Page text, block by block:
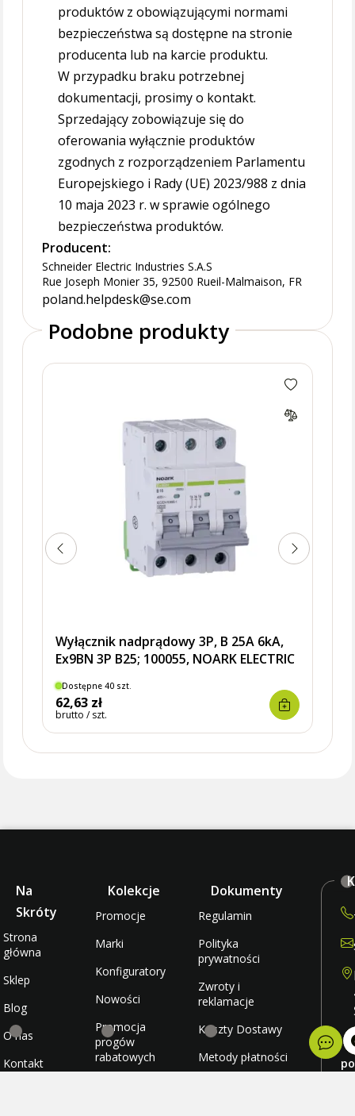
produktów z obowiązującymi normami
bezpieczeństwa są dostępne na stronie
producenta lub na karcie produktu.
W przypadku braku potrzebnej
dokumentacji, prosimy o kontakt.
Sprzedający zobowiązuje się do
oferowania wyłącznie produktów
zgodnych z rozporządzeniem Parlamentu
Europejskiego i Rady (UE) 2023/988 z dnia
10 maja 2023 r. w sprawie ogólnego
bezpieczeństwa produktów.
Producent:
Schneider Electric Industries S.A.S
Rue Joseph Monier 35, 92500 Rueil-Malmaison, FR
poland.helpdesk@se.com
Podobne produkty
Wyłącznik nadprądowy 3P, B 25A 6kA,
Ex9BN 3P B25; 100055, NOARK ELECTRIC
Dostępne 40 szt.
62,63 zł
brutto / szt.
Na
Skróty
Strona
główna
Sklep
Blog
O nas
Kontakt
Kolekcje
Promocje
Marki
Konfiguratory
Nowości
Promocja
progów
rabatowych
Dokumenty
Regulamin
Polityka
prywatności
Zwroty i
reklamacje
Koszty Dostawy
Metody płatności